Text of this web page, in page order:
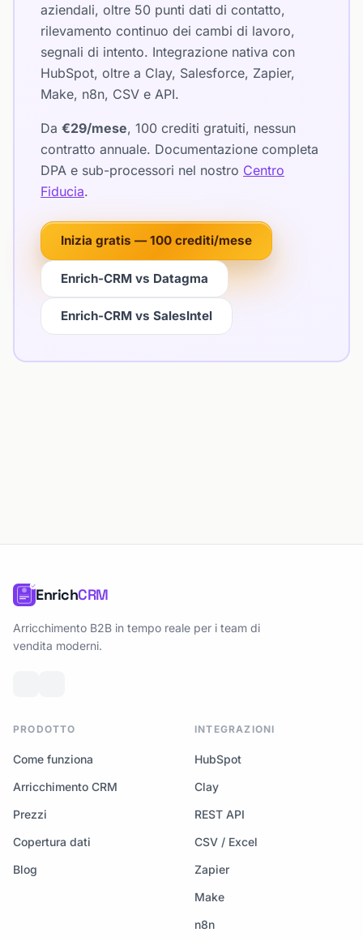
aziendali, oltre 50 punti dati di contatto,
rilevamento continuo dei cambi di lavoro,
segnali di intento. Integrazione nativa con
HubSpot, oltre a Clay, Salesforce, Zapier,
Make, n8n, CSV e API.
Da €29/mese, 100 crediti gratuiti, nessun
contratto annuale. Documentazione completa
DPA e sub-processori nel nostro Centro
Fiducia.
Inizia gratis — 100 crediti/mese
Enrich-CRM vs Datagma
Enrich-CRM vs SalesIntel
EnrichCRM
Arricchimento B2B in tempo reale per i team di
vendita moderni.
PRODOTTO
Come funziona
Arricchimento CRM
Prezzi
Copertura dati
Blog
INTEGRAZIONI
HubSpot
Clay
REST API
CSV / Excel
Zapier
Make
n8n